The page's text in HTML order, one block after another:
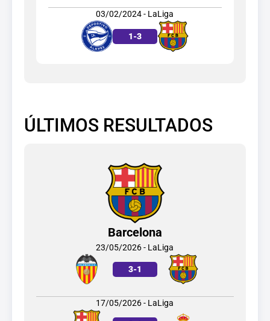
03/02/2024 - LaLiga
1-3
ÚLTIMOS RESULTADOS
Barcelona
23/05/2026 - LaLiga
3-1
17/05/2026 - LaLiga